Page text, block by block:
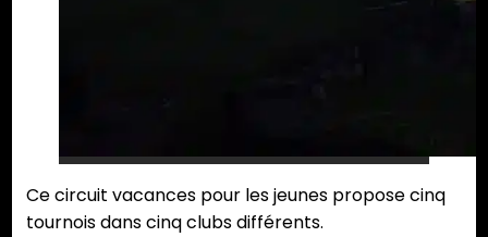
Ce circuit vacances pour les jeunes propose cinq
tournois dans cinq clubs différents.